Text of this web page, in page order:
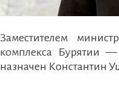
Заместителем
комплекса Бурятии —
назначен Константин